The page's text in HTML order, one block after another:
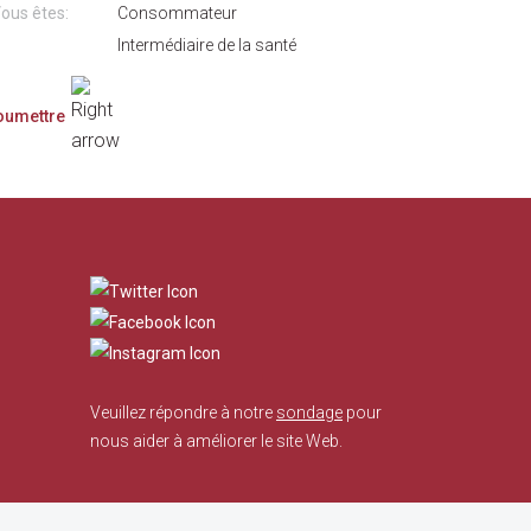
êtes:
Consommateur
Intermédiaire de la santé
Veuillez répondre à notre sondage pour
nous aider à améliorer le site Web.